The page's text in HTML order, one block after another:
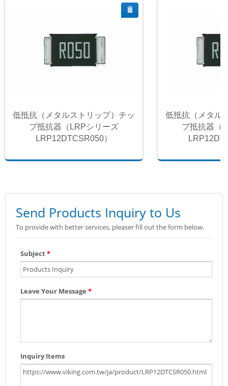
低抵抗（メタルストリップ）チッ
プ抵抗器（LRPシリーズ
LRP12DTCSR050）
低抵抗（メタル
プ抵抗器（